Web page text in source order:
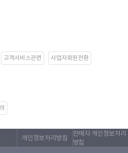
고객서비스관련 사업자회원전환
개인정보처리방침
판매자 개인정보처리
방침